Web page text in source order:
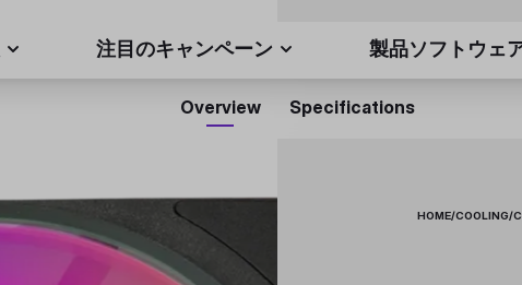
注目のキャンペーン 製品ソフトウェ
Overview Specifications
HOME/COOLING/